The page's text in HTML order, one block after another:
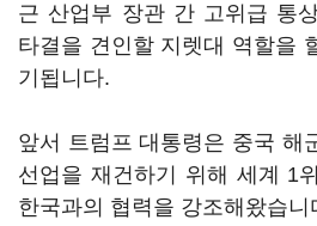
근 산업부 장관 간 고위급 통
타결을 견인할 지렛대 역할을
기됩니다.
앞서 트럼프 대통령은 중국 해
선업을 재건하기 위해 세계 1
한국과의 협력을 강조해왔습